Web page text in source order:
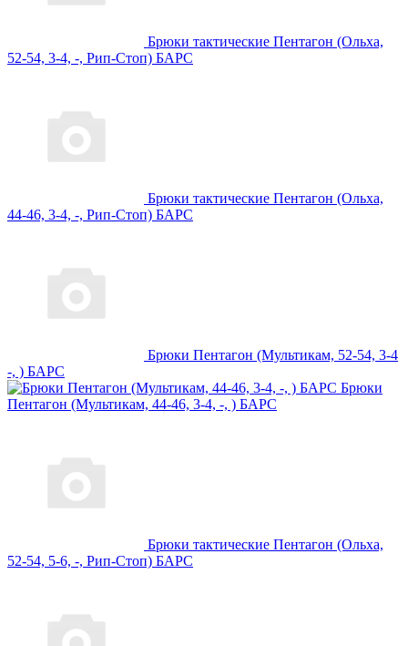
Брюки тактические Пентагон (Ольха,
52-54, 3-4, -, Рип-Стоп) БАРС
Брюки тактические Пентагон (Ольха,
44-46, 3-4, -, Рип-Стоп) БАРС
Брюки Пентагон (Мультикам, 52-54, 3-4
-, ) БАРС
Брюки
Пентагон (Мультикам, 44-46, 3-4, -, ) БАРС
Брюки тактические Пентагон (Ольха,
52-54, 5-6, -, Рип-Стоп) БАРС